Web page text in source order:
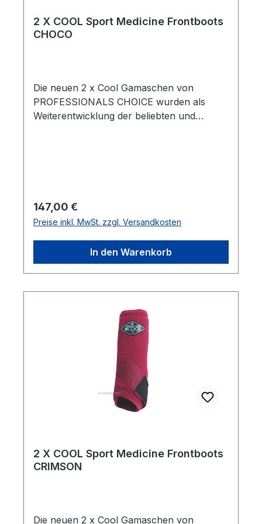
2 X COOL Sport Medicine Frontboots
CHOCO
Die neuen 2 x Cool Gamaschen von
PROFESSIONALS CHOICE wurden als
Weiterentwicklung der beliebten und
Komfort, Kühlung und Haltbarkeit zu
gewährleisten. Das Futter der neuen
Gamaschen besteht aus 2XCool Material,
einem technisch hochentwickelten Textil,
das kühlende Minerale enthält und und
Feuchtigkeit ableitet .Die neue, dehnbare
und Haltbarkeit ohne die Bewegungsfreiheit
einzuschränken.Die „ 2XCool“ Sports
Medicine Boots halten die Pferdebeine
trocken, kühl und geschützt.Größe: M
Regulärer Preis:
147,00 €
Preise inkl. MwSt. zzgl. Versandkosten
In den Warenkorb
2 X COOL Sport Medicine Frontboots
CRIMSON
Die neuen 2 x Cool Gamaschen von